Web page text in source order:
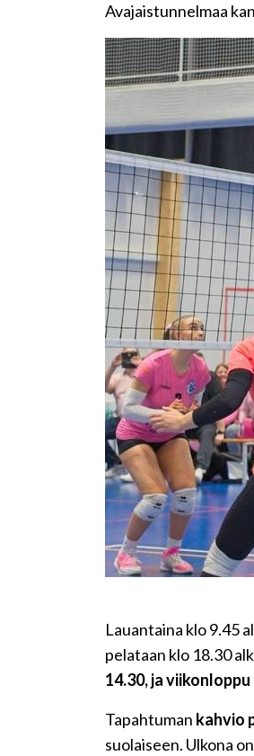
Avajaistunnelmaa
Lauantaina klo 9.45
pelataan klo 18.30
14.30, ja
Tapahtuman kahvio
suolaiseen. Ulkona